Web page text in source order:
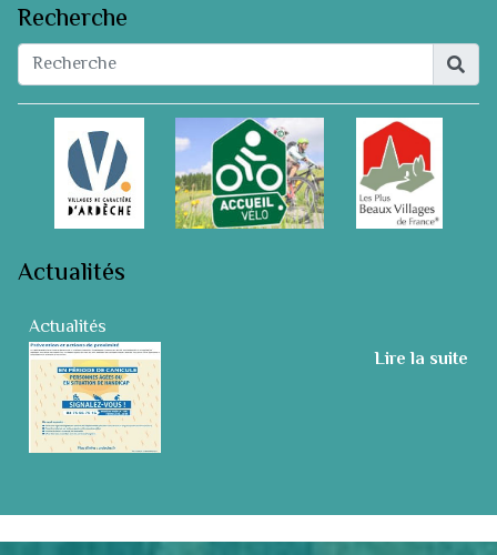
Recherche
Actualités
Actualités
Lire la suite